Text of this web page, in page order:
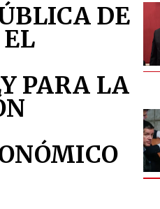
DE
PARA LA